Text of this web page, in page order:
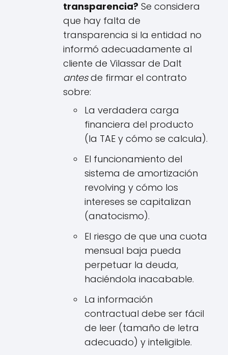
transparencia? Se considera
que hay falta de
transparencia si la entidad no
informó adecuadamente al
cliente de Vilassar de Dalt
antesde firmar el contrato
sobre:
La verdadera carga
financiera del producto
(la TAE y cómo se calcula).
El funcionamiento del
sistema de amortización
revolving y cómo los
intereses se capitalizan
(anatocismo).
El riesgo de que una cuota
mensual baja pueda
perpetuar la deuda,
haciéndola inacabable.
La información
contractual debe ser fácil
de leer (tamaño de letra
adecuado) y inteligible.